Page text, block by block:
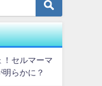
セルマーマ
らかに？